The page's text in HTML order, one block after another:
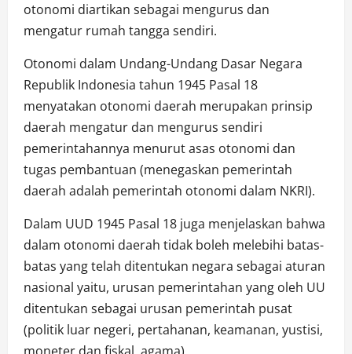
otonomi diartikan sebagai mengurus dan
mengatur rumah tangga sendiri.
Otonomi dalam Undang-Undang Dasar Negara
Republik Indonesia tahun 1945 Pasal 18
menyatakan otonomi daerah merupakan prinsip
daerah mengatur dan mengurus sendiri
pemerintahannya menurut asas otonomi dan
tugas pembantuan (menegaskan pemerintah
daerah adalah pemerintah otonomi dalam NKRI).
Dalam UUD 1945 Pasal 18 juga menjelaskan bahwa
dalam otonomi daerah tidak boleh melebihi batas-
batas yang telah ditentukan negara sebagai aturan
nasional yaitu, urusan pemerintahan yang oleh UU
ditentukan sebagai urusan pemerintah pusat
(politik luar negeri, pertahanan, keamanan, yustisi,